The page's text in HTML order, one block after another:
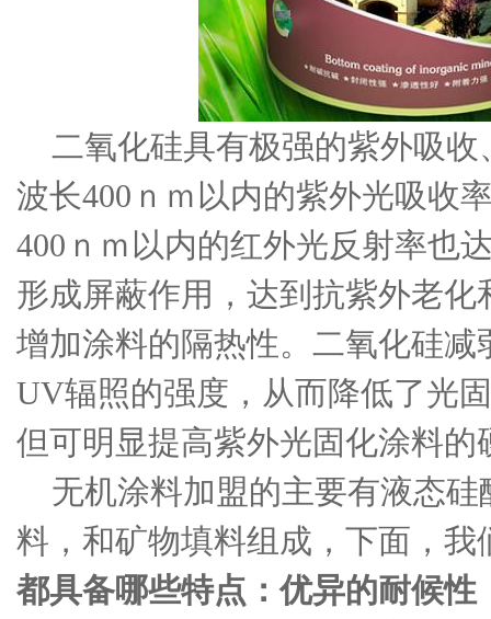
二氧化硅具有极强的紫外吸收
波长400ｎｍ以内的紫外光吸收
400ｎｍ以内的红外光反射率也
形成屏蔽作用，达到抗紫外老
增加涂料的隔热性。二氧化硅
UV辐照的强度，从而降低了光
但可明显提高紫外光固化涂料的
无机涂料加盟的主要有液态硅
料，和矿物填料组成，下面，我
都具备哪些特点：优异的耐候